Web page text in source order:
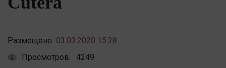
Размещено: 03.03.2020 15:28
Просмотров:
4249